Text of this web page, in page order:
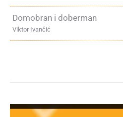
Domobran i doberman
Viktor Ivančić